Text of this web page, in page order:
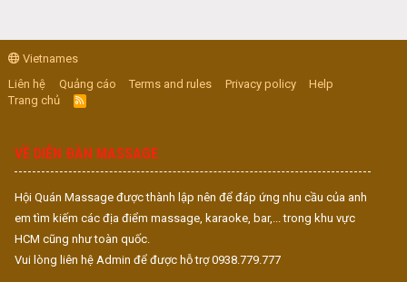
Vietnames
Liên hệ
Quảng cáo Terms and rules Privacy policy
Help
Trang chủ
R
S
VỀ DIỄN ĐÀN MASSAGE
Hội Quán Massage được thành lập nên để đáp ứng nhu cầu của anh
em tìm kiếm các địa điểm massage, karaoke, bar,... trong khu vực
HCM cũng như toàn quốc.
Vui lòng liên hệ Admin để được hỗ trợ 0938.779.777